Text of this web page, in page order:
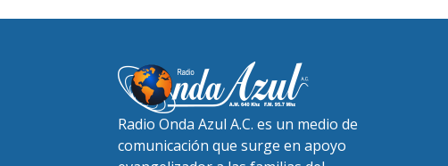
Radio Onda Azul A.C. es un medio de
comunicación que surge en apoyo